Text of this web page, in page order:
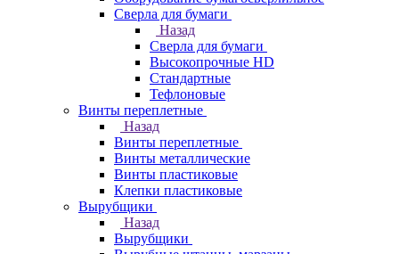
Сверла для бумаги
Назад
Сверла для бумаги
Высокопрочные HD
Стандартные
Тефлоновые
Винты переплетные
Назад
Винты переплетные
Винты металлические
Винты пластиковые
Клепки пластиковые
Вырубщики
Назад
Вырубщики